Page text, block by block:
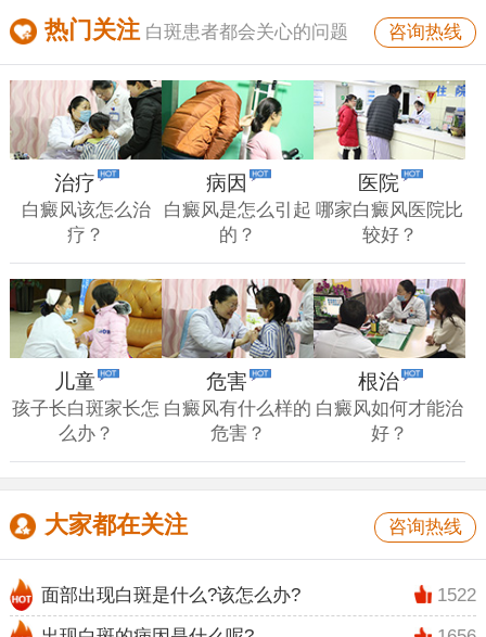
咨询热线
热门关注 白斑患者都会关心的问题
治疗
白癜风该怎么治
疗？
病因
白癜风是怎么引起
的？
医院
哪家白癜风医院比
较好？
儿童
孩子长白斑家长怎
么办？
危害
白癜风有什么样的
危害？
根治
白癜风如何才能治
好？
咨询热线
大家都在关注
1522
面部出现白斑是什么?该怎么办?